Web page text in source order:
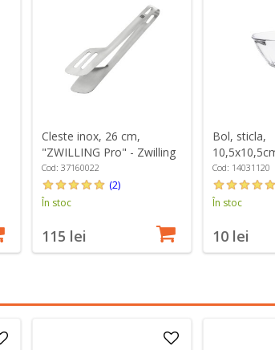
Cleste inox, 26 cm,
"ZWILLING Pro" - Zwilling
Cod: 37160022
(2)
În stoc
115 lei
Bol, sticla,
"Magic" -
Cod: 14031120
În stoc
10 lei